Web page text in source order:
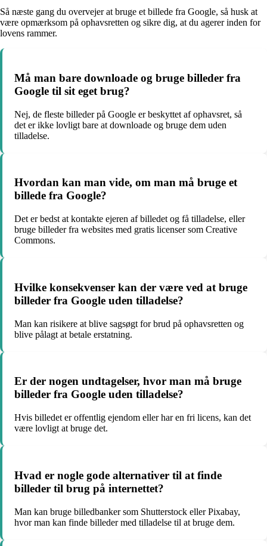
Så næste gang du overvejer at bruge et billede fra Google, så husk at
være opmærksom på ophavsretten og sikre dig, at du agerer inden for
lovens rammer.
Må man bare downloade og bruge billeder fra
Google til sit eget brug?
Nej, de fleste billeder på Google er beskyttet af ophavsret, så
det er ikke lovligt bare at downloade og bruge dem uden
tilladelse.
Hvordan kan man vide, om man må bruge et
billede fra Google?
Det er bedst at kontakte ejeren af billedet og få tilladelse, eller
bruge billeder fra websites med gratis licenser som Creative
Commons.
Hvilke konsekvenser kan der være ved at bruge
billeder fra Google uden tilladelse?
Man kan risikere at blive sagsøgt for brud på ophavsretten og
blive pålagt at betale erstatning.
Er der nogen undtagelser, hvor man må bruge
billeder fra Google uden tilladelse?
Hvis billedet er offentlig ejendom eller har en fri licens, kan det
være lovligt at bruge det.
Hvad er nogle gode alternativer til at finde
billeder til brug på internettet?
Man kan bruge billedbanker som Shutterstock eller Pixabay,
hvor man kan finde billeder med tilladelse til at bruge dem.